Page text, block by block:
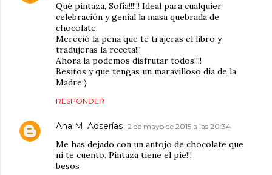
Qué pintaza, Sofía!!!!!! Ideal para cualquier
celebración y genial la masa quebrada de
chocolate.
Mereció la pena que te trajeras el libro y
tradujeras la receta!!!
Ahora la podemos disfrutar todos!!!!
Besitos y que tengas un maravilloso día de la
Madre:)
RESPONDER
Ana M. Adserías 2 de mayo de 2015 a las 20:34
Me has dejado con un antojo de chocolate que
ni te cuento. Pintaza tiene el pie!!!
besos